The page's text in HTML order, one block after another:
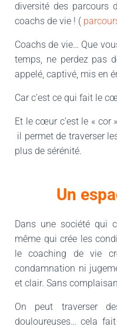
diversité des parcours
coachs de vie ! (
Coachs de vie… Que
temps, ne perdez pas
appelé, captivé, mis en
Car c’est ce qui fait le
Et le cœur c’est le « cor
il permet de traverser
plus de sérénité.
Un
Dans une société qui
même qui crée les
le coaching de vie
condamnation ni
et clair. Sans
On peut traverser
douloureuses… cela